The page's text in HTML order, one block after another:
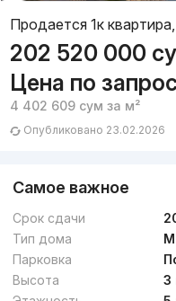
Продается 1к
202 520 000
Цена по
4 402 609 сум за м²
Опубликовано 23.02.2026
Самое важное
Срок сдачи
Тип дома
Парковка
Высота
3